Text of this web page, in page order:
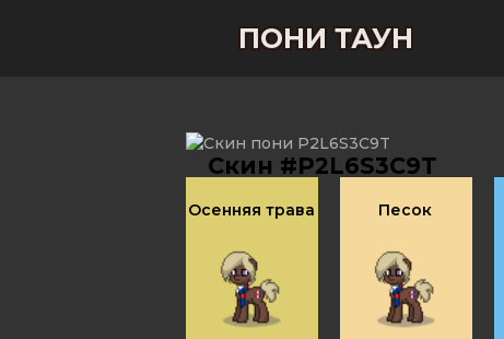
ПОНИ ТАУН
Скин #P2L6S3C9T
Осенняя трава Песок